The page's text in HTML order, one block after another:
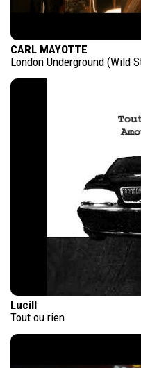
CARL MAYOTTE
London Underground (Wild
Lucill
Tout ou rien